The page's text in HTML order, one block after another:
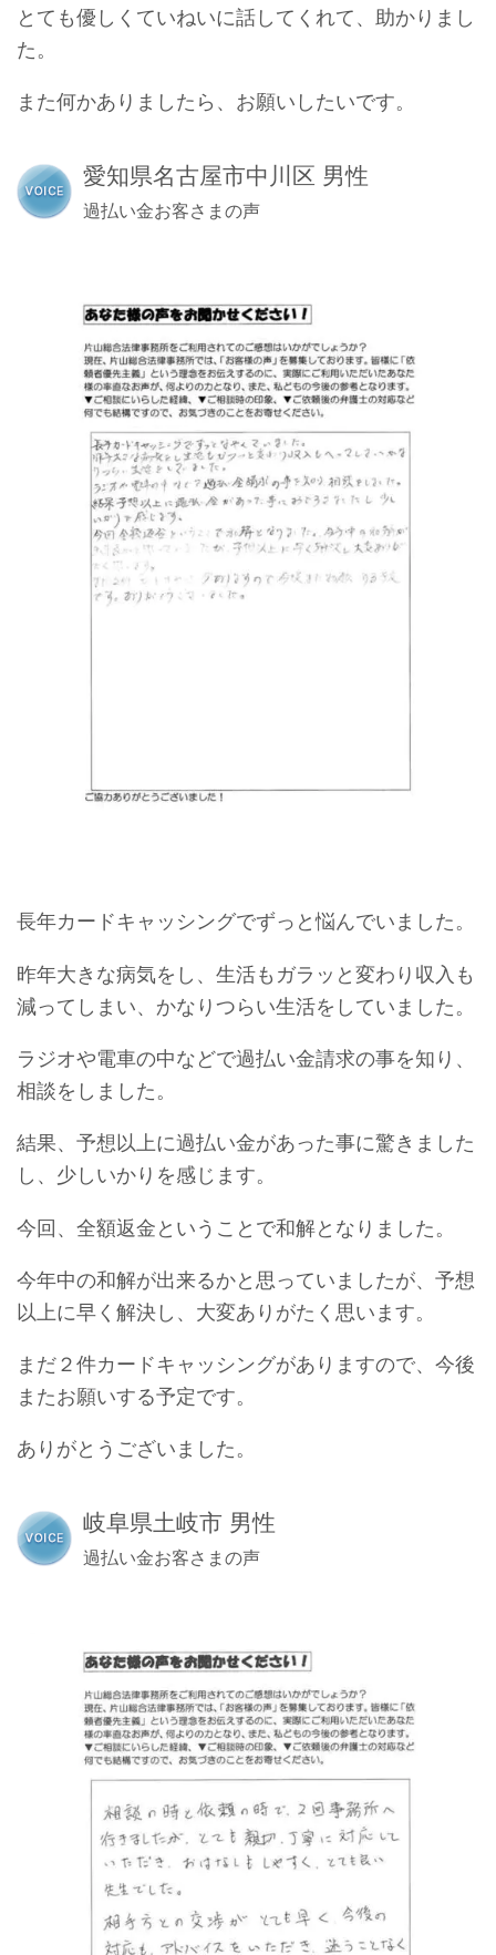
とても優しくていねいに話してくれて、助かりまし
た。
また何かありましたら、お願いしたいです。
愛知県名古屋市中川区 男性
過払い金お客さまの声
長年カードキャッシングでずっと悩んでいました。
昨年大きな病気をし、生活もガラッと変わり収入も
減ってしまい、かなりつらい生活をしていました。
ラジオや電車の中などで過払い金請求の事を知り、
相談をしました。
結果、予想以上に過払い金があった事に驚きました
し、少しいかりを感じます。
今回、全額返金ということで和解となりました。
今年中の和解が出来るかと思っていましたが、予想
以上に早く解決し、大変ありがたく思います。
まだ２件カードキャッシングがありますので、今後
またお願いする予定です。
ありがとうございました。
岐阜県土岐市 男性
過払い金お客さまの声